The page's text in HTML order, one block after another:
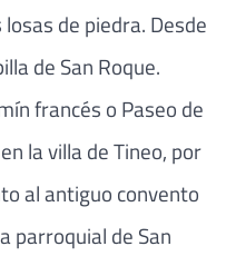
de piedra. Desde
de San Roque.
francés o Paseo de
la villa de Tineo, por
al antiguo convento
parroquial de San